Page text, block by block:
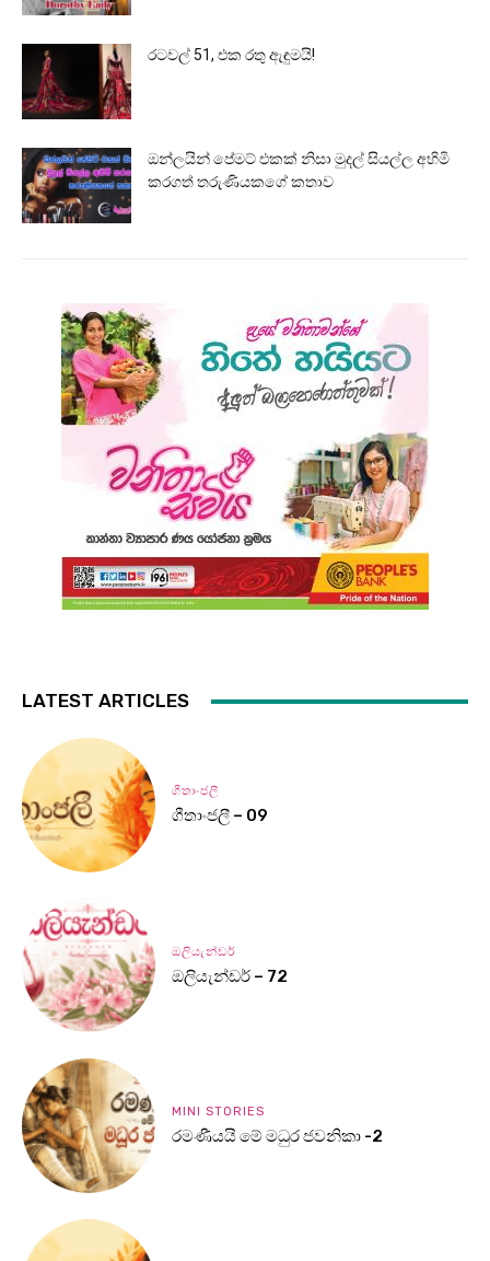
රටවල් 51, එක රතු ඇඳුමයි!
ඔන්ලයින් පේමට් එකක් නිසා මුදල් සියල්ල අහිමි
කරගත් තරුණියකගේ කතාව
LATEST ARTICLES
ගීතාංජලී
ගීතාංජලී – 09
ඔලියැන්ඩර්
ඔලියැන්ඩර් – 72
MINI STORIES
රමණීයයි මේ මධුර ජවනිකා -2